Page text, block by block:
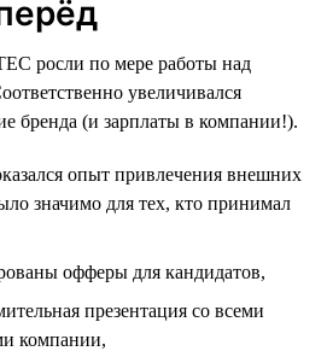
росли по мере работы над
увеличивался
бренда (и зарплаты в компании!).
опыт привлечения внешних
значимо для тех, кто принимал
офферы для кандидатов,
презентация со всеми
компании,